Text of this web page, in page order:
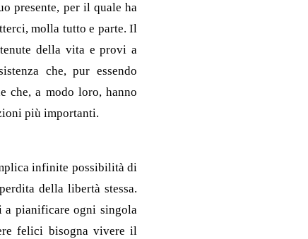
presente, per il quale ha
molla tutto e parte. Il
della vita e provi a
che, pur essendo
che, a modo loro, hanno
più importanti.
infinite possibilità di
della libertà stessa.
a pianificare ogni singola
felici bisogna vivere il